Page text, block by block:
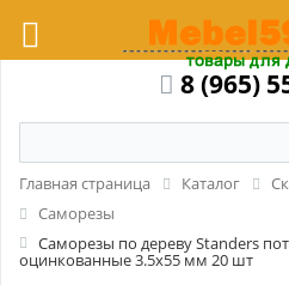
8 (965)
Главная страница Каталог
Саморезы
Саморезы по дереву Standers
оцинкованные 3.5x55 мм 20 шт